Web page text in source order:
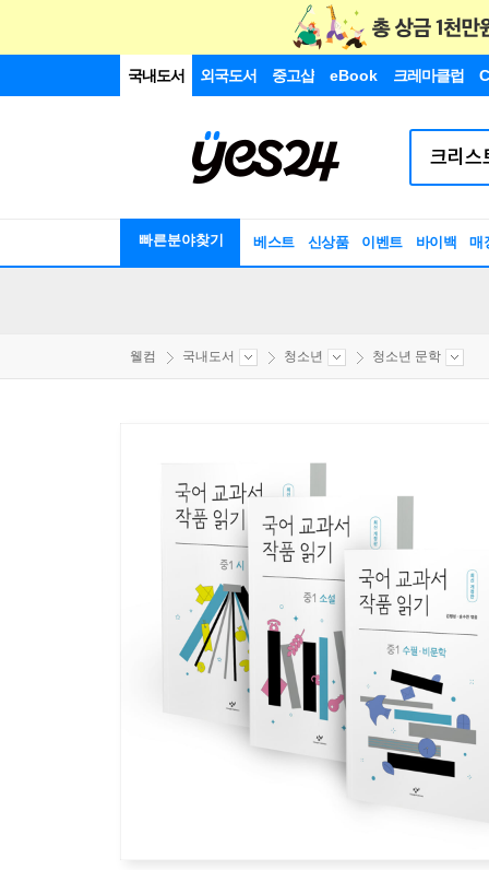
국내도서 외국도서 중고샵 eBook 크레마클럽
빠른분야찾기 베스트 신상품 이벤트 바이백 매
웰컴 국내도서 청소년 청소년 문학